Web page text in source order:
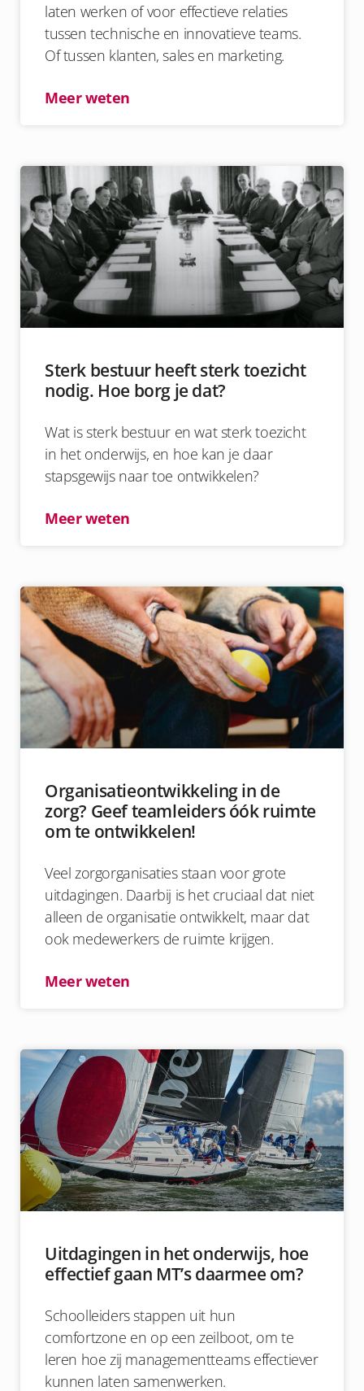
laten werken of voor effectieve relaties
tussen technische en innovatieve teams.
Of tussen klanten, sales en marketing.
Meer weten
Sterk bestuur heeft sterk toezicht
nodig. Hoe borg je dat?
Wat is sterk bestuur en wat sterk toezicht
in het onderwijs, en hoe kan je daar
stapsgewijs naar toe ontwikkelen?
Meer weten
Organisatieontwikkeling in de
zorg? Geef teamleiders óók ruimte
om te ontwikkelen!
Veel zorgorganisaties staan voor grote
uitdagingen. Daarbij is het cruciaal dat niet
alleen de organisatie ontwikkelt, maar dat
ook medewerkers de ruimte krijgen.
Meer weten
Uitdagingen in het onderwijs, hoe
effectief gaan MT’s daarmee om?
Schoolleiders stappen uit hun
comfortzone en op een zeilboot, om te
leren hoe zij managementteams effectiever
kunnen laten samenwerken.